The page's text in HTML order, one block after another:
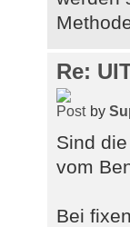
Re:
by
Sind
vom
Bei